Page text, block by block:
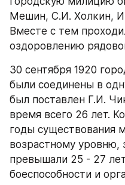
Мешин, С.И. Холкин,
Вместе с тем
оздоровлению
30 сентября 1920
были соединены в
был поставлен Г.И.
время всего 26 лет.
годы существования
возрастному уровню,
превышали 25 - 27
боеспособности и